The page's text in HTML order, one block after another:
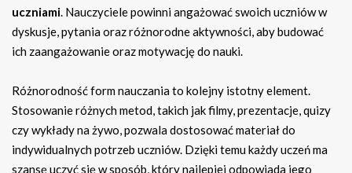
uczniami. Nauczyciele powinni angażować swoich uczniów w
dyskusje, pytania oraz różnorodne aktywności, aby budować
ich zaangażowanie oraz motywację do nauki.
Różnorodność form nauczania to kolejny istotny element.
Stosowanie różnych metod, takich jak filmy, prezentacje, quizy
czy wykłady na żywo, pozwala dostosować materiał do
indywidualnych potrzeb uczniów. Dzięki temu każdy uczeń ma
szansę uczyć się w sposób, który najlepiej odpowiada jego